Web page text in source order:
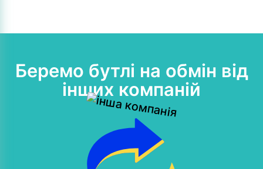
Беремо бутлі на обмін від
інших компаній